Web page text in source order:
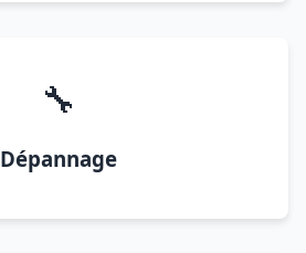
🔧
Dépannage